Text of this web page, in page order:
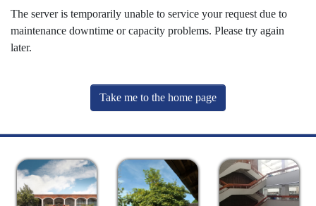
The server is temporarily unable to service your request due to
maintenance downtime or capacity problems. Please try again
later.
Take me to the home page